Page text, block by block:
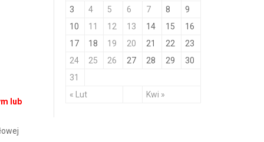
lub
« Lut Kwi »
3
4 5 6 7 8
9
10
11 12 13 14 15
16
17
18 19 20 21 22
23
24
25 26 27 28 29
30
31